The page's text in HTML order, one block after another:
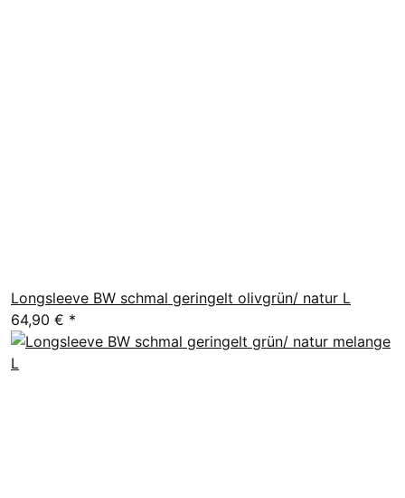
Longsleeve BW schmal geringelt olivgrün/ natur L
64,90 € *